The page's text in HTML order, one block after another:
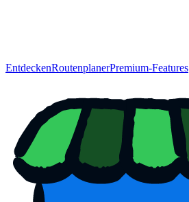
EntdeckenRoutenplanerPremium-Features